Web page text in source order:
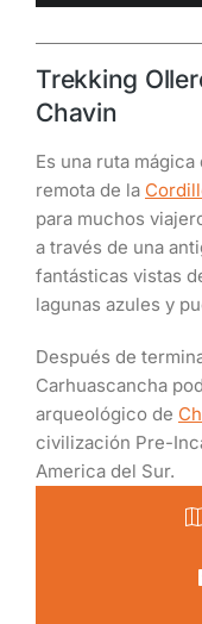
Trekking
Chavin
Es una ruta
remota de la
para muchos
a través de una
fantásticas vistas
lagunas azules y
Después de
Carhuascancha
arqueológico de
civilización Pre-
America del Sur.